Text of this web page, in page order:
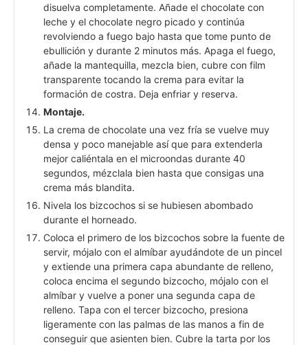
disuelva completamente. Añade el chocolate con
leche y el chocolate negro picado y continúa
revolviendo a fuego bajo hasta que tome punto de
ebullición y durante 2 minutos más. Apaga el fuego,
añade la mantequilla, mezcla bien, cubre con film
transparente tocando la crema para evitar la
formación de costra. Deja enfriar y reserva.
Montaje.
La crema de chocolate una vez fría se vuelve muy
densa y poco manejable así que para extenderla
mejor caliéntala en el microondas durante 40
segundos, mézclala bien hasta que consigas una
crema más blandita.
Nivela los bizcochos si se hubiesen abombado
durante el horneado.
Coloca el primero de los bizcochos sobre la fuente de
servir, mójalo con el almíbar ayudándote de un pincel
y extiende una primera capa abundante de relleno,
coloca encima el segundo bizcocho, mójalo con el
almíbar y vuelve a poner una segunda capa de
relleno. Tapa con el tercer bizcocho, presiona
ligeramente con las palmas de las manos a fin de
conseguir que asienten bien. Cubre la tarta por los